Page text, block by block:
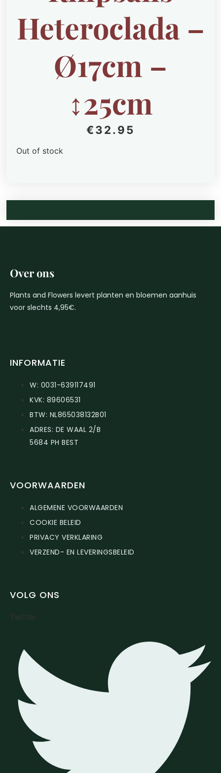
Heteroclada –
Ø17cm –
↕25cm
€32.95
Out of stock
Over ons
Plants and Flowers levert planten en bloemen aanhuis
voor slechts 4,95€.
INFORMATIE
W: 0031-639117491
KVK: 89606531
BTW: NL865038132B01
ADRES: DE WAAL 2/B
5684 PH BEST
VOORWAARDEN
ALGEMENE VOORWAARDEN
COOKIE BELEID
PRIVACY VERKLARING
VERZEND- EN LEVERINGSBELEID
VOLG ONS
Twitter